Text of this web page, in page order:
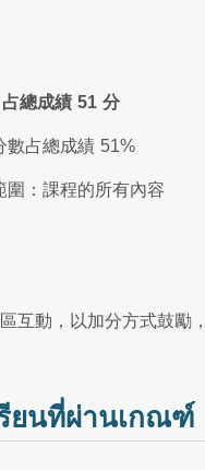
占總成績 51 分
數占總成績 51%
圍：課程的所有內容
互動，以加分方式鼓勵
ยนที่ผ่านเกณฑ์